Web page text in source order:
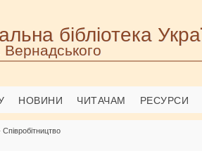
бібліотека
Вернадського
НОВИНИ ЧИТАЧАМ РЕСУРСИ
Співробітництво